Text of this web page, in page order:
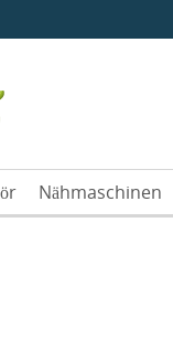
Nähmaschinen